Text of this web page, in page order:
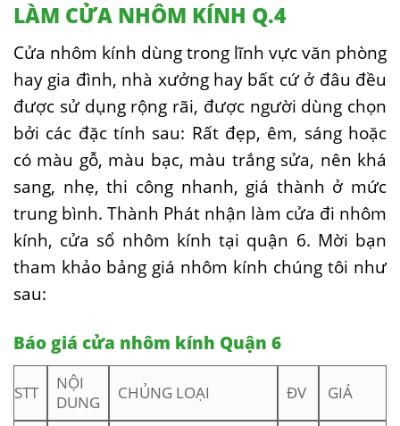
LÀM CỬA NHÔM KÍNH Q.4
Cửa nhôm kính dùng trong lĩnh vực văn phòng
hay gia đình, nhà xưởng hay bất cứ ở đâu đều
được sử dụng rộng rãi, được người dùng chọn
bởi các đặc tính sau: Rất đẹp, êm, sáng hoặc
có màu gỗ, màu bạc, màu trắng sửa, nên khá
sang, nhẹ, thi công nhanh, giá thành ở mức
trung bình. Thành Phát nhận làm cửa đi nhôm
kính, cửa sổ nhôm kính tại quận 6. Mời bạn
tham khảo bảng giá nhôm kính chúng tôi như
sau:
Báo giá cửa nhôm kính Quận 6
STT
NỘI
DUNG
CHỦNG LOẠI ĐV GIÁ